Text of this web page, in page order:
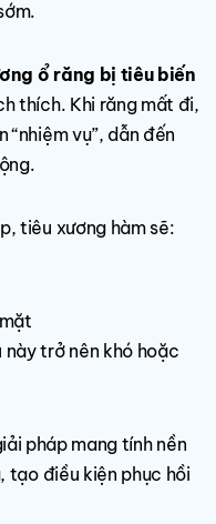
ổ răng bị tiêu biến
thích. Khi răng mất đi,
vụ”, dẫn đến
tiêu xương hàm sẽ:
trở nên khó hoặc
pháp mang tính nền
điều kiện phục hồi